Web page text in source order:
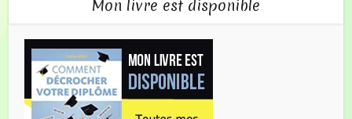
Mon livre est disponible